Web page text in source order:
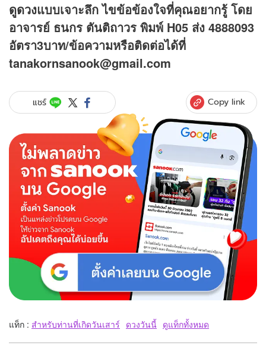
ดูดวงแบบเจาะลึก ไขข้อข้องใจที่คุณอยากรู้ โดย
อาจารย์ ธนกร ตันติถาวร พิมพ์ H05 ส่ง 4888093
อัตรา3บาท/ข้อความหรือติดต่อได้ที่
tanakornsanook@gmail.com
แชร์ Copy link
แท็ก : สำหรับท่านที่เกิดวันเสาร์ ดวงวันนี้ ดูแท็กทั้งหมด